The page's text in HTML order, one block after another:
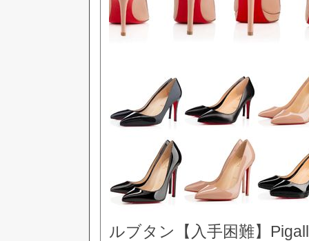
ルブタン【入手困難】